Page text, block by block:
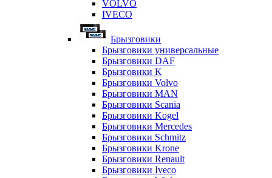
VOLVO
IVECO
Брызговики
Брызговики универсальные
Брызговики DAF
Брызговики K
Брызговики Volvo
Брызговики MAN
Брызговики Scania
Брызговики Kogel
Брызговики Mercedes
Брызговики Schmitz
Брызговики Krone
Брызговики Renault
Брызговики Iveco